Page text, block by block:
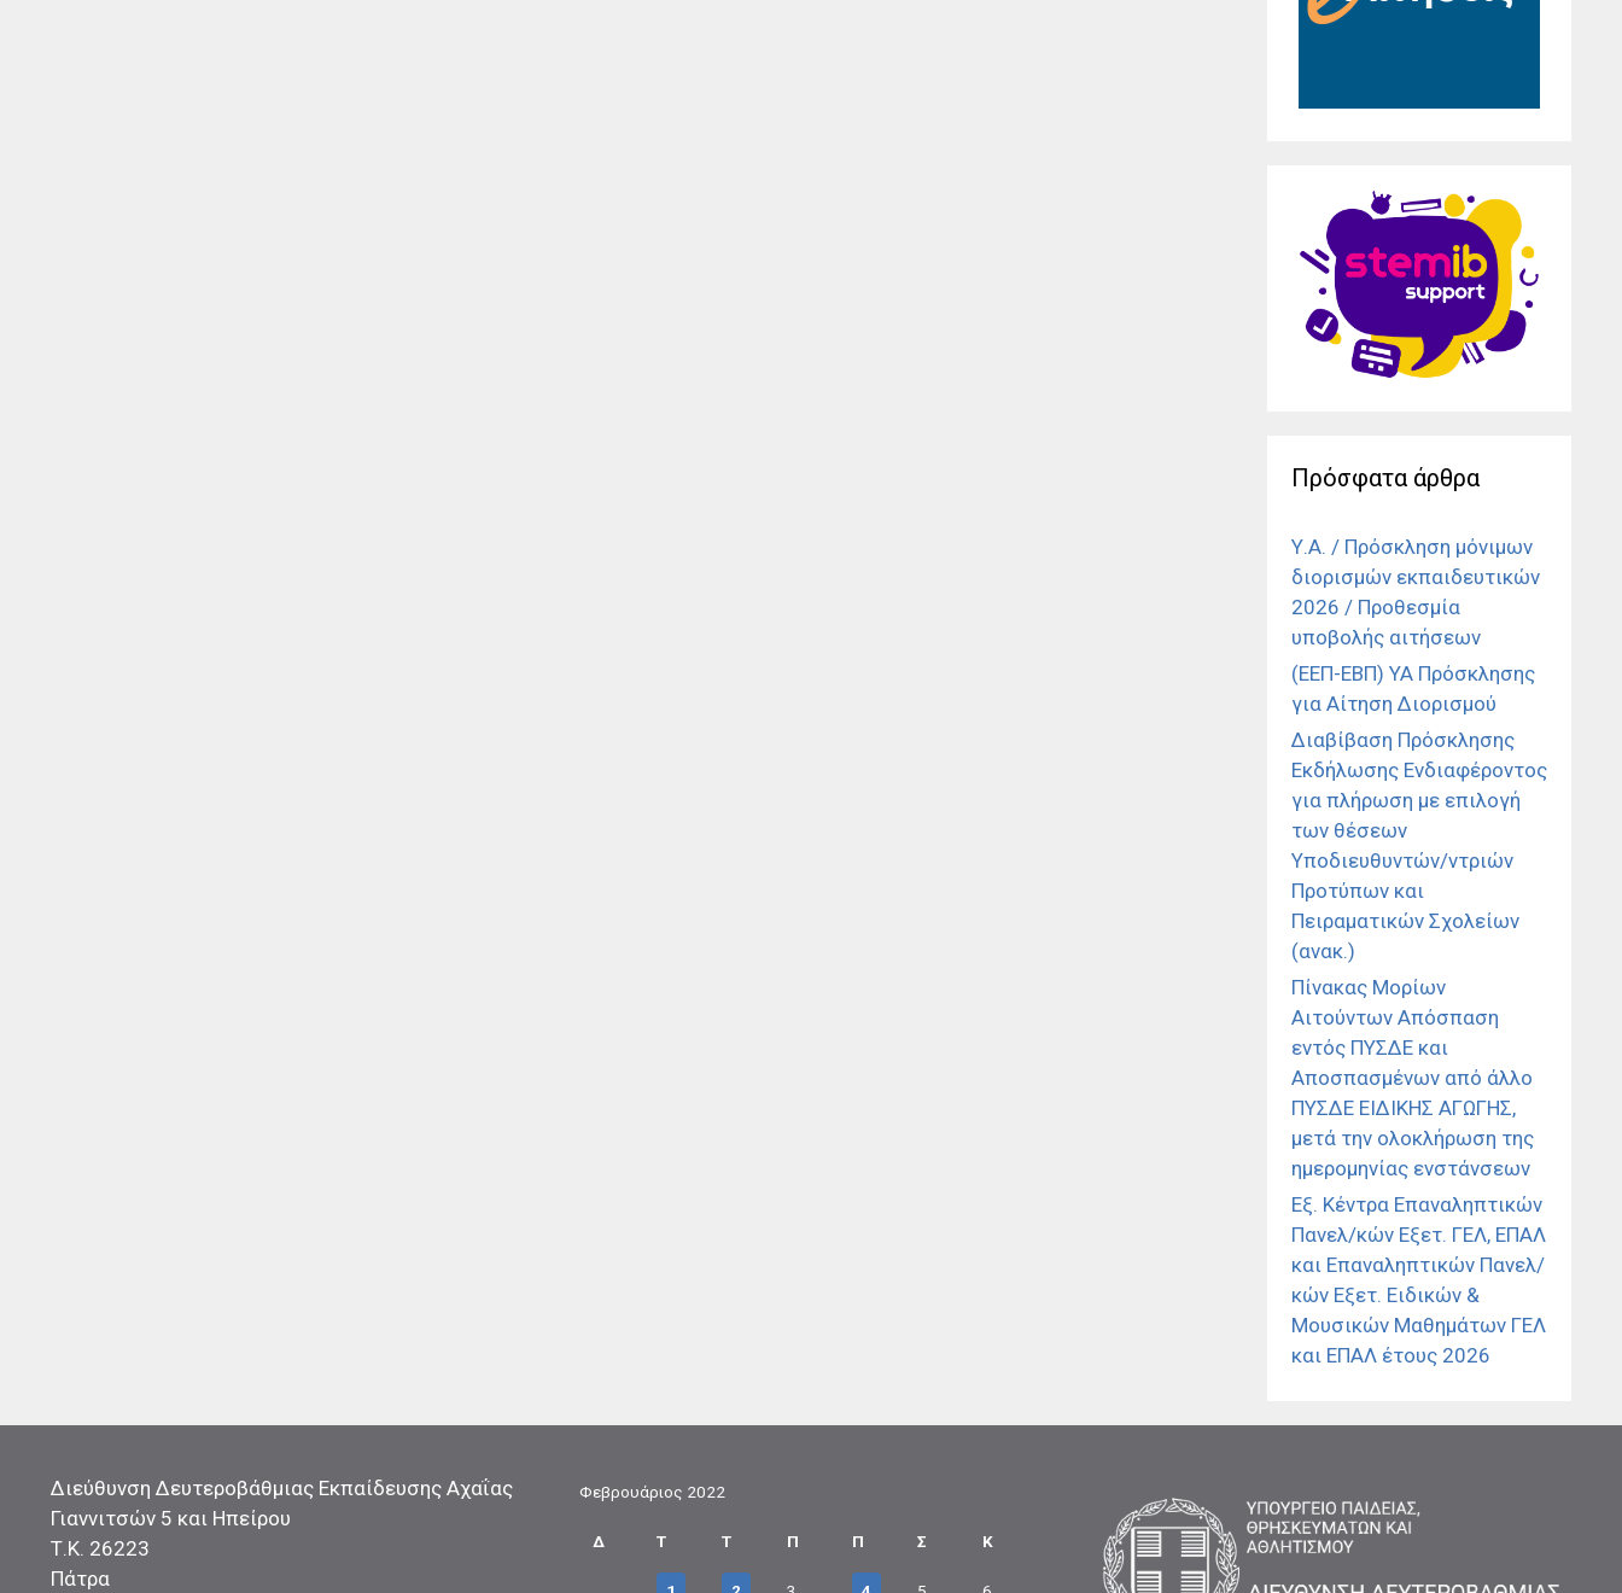
Πρόσφατα άρθρα
Υ.Α. / Πρόσκληση μόνιμων
διορισμών εκπαιδευτικών
2026 / Προθεσμία
υποβολής αιτήσεων
(ΕΕΠ-ΕΒΠ) ΥΑ Πρόσκλησης
για Αίτηση Διορισμού
Διαβίβαση Πρόσκλησης
Εκδήλωσης Ενδιαφέροντος
για πλήρωση με επιλογή
των θέσεων
Υποδιευθυντών/ντριών
Προτύπων και
Πειραματικών Σχολείων
(ανακ.)
Πίνακας Μορίων
Αιτούντων Απόσπαση
εντός ΠΥΣΔΕ και
Αποσπασμένων από άλλο
ΠΥΣΔΕ ΕΙΔΙΚΗΣ ΑΓΩΓΗΣ,
μετά την ολοκλήρωση της
ημερομηνίας ενστάνσεων
Εξ. Κέντρα Επαναληπτικών
Πανελ/κών Εξετ. ΓΕΛ, ΕΠΑΛ
και Επαναληπτικών Πανελ/
κών Εξετ. Ειδικών &
Μουσικών Μαθημάτων ΓΕΛ
και ΕΠΑΛ έτους 2026
Διεύθυνση Δευτεροβάθμιας Εκπαίδευσης Αχαΐας
Γιαννιτσών 5 και Ηπείρου
Τ.Κ. 26223
Πάτρα
Φεβρουάριος 2022
Δ Τ Τ Π Π Σ Κ